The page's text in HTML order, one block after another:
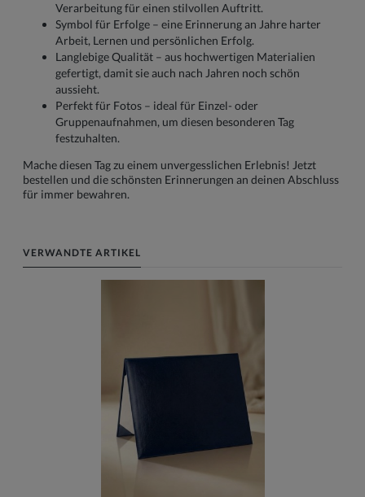
Verarbeitung für einen stilvollen Auftritt.
Symbol für Erfolge – eine Erinnerung an Jahre harter
Arbeit, Lernen und persönlichen Erfolg.
Langlebige Qualität – aus hochwertigen Materialien
gefertigt, damit sie auch nach Jahren noch schön
aussieht.
Perfekt für Fotos – ideal für Einzel- oder
Gruppenaufnahmen, um diesen besonderen Tag
festzuhalten.
Mache diesen Tag zu einem unvergesslichen Erlebnis! Jetzt
bestellen und die schönsten Erinnerungen an deinen Abschluss
für immer bewahren.
VERWANDTE ARTIKEL